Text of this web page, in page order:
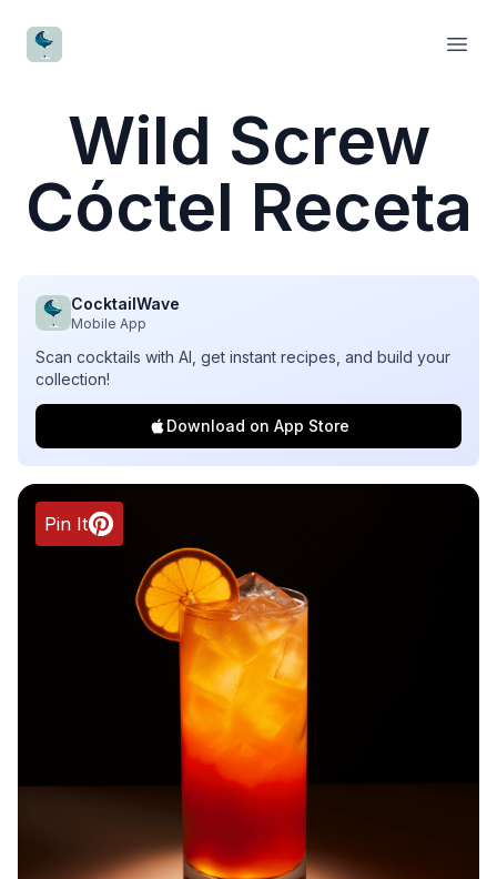
CocktailWave
Wild Screw
Cóctel Receta
CocktailWave
Mobile App
Scan cocktails with AI, get instant recipes, and build your
collection!
Download on App Store
Pin It